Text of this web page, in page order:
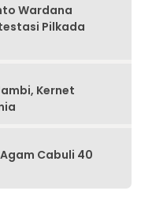
Wardana
Pilkada
Kernet
Cabuli 40